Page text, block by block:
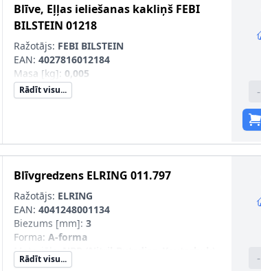
Blīve, Eļļas ieliešanas kakliņš FEBI
BILSTEIN 01218
Ražotājs: FEBI BILSTEIN
EAN: 4027816012184
Masa [kg]: 0,005
Rādīt visu... -
Blīvgredzens ELRING 011.797
Ražotājs: ELRING
EAN: 4041248001134
Biezums [mm]: 3
Forma: A-forma
Materiāls:NBR (Nitril-Butadien-Kautschuk)
Iekšējais diametrs [mm]
Rādīt visu... -